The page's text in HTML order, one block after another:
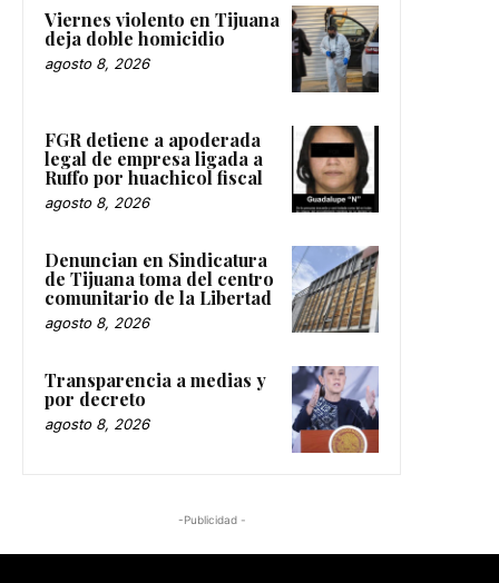
Viernes violento en Tijuana
deja doble homicidio
agosto 8, 2026
FGR detiene a apoderada
legal de empresa ligada a
Ruffo por huachicol fiscal
agosto 8, 2026
Denuncian en Sindicatura
de Tijuana toma del centro
comunitario de la Libertad
agosto 8, 2026
Transparencia a medias y
por decreto
agosto 8, 2026
-Publicidad -